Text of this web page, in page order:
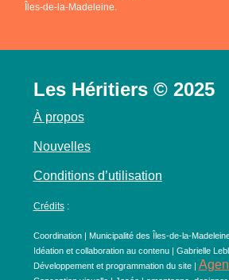
Îles-de-la-Madeleine.
Les Héritiers © 2025
À propos
Nouvelles
Conditions d’utilisation
Crédits:
Coordination | Municipalité des Îles-de-la-
Idéation et collaboration au contenu | Gabrielle
Développement et programmation du site |